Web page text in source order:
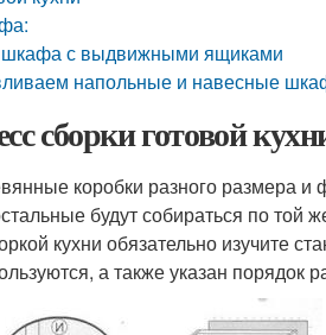
шкафа с выдвижными ящиками
напольные и навесные
сборки готовой
коробки разного размера
будут собираться по той
кухни обязательно изучите
а также указан порядок